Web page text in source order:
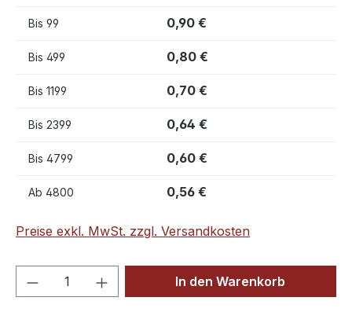
Bis 99 0,90 €
Bis 499 0,80 €
Bis 1199 0,70 €
Bis 2399 0,64 €
Bis 4799 0,60 €
Ab 4800 0,56 €
Preise exkl. MwSt. zzgl. Versandkosten
Produkt Anzahl: Gib denIn den Warenkorb